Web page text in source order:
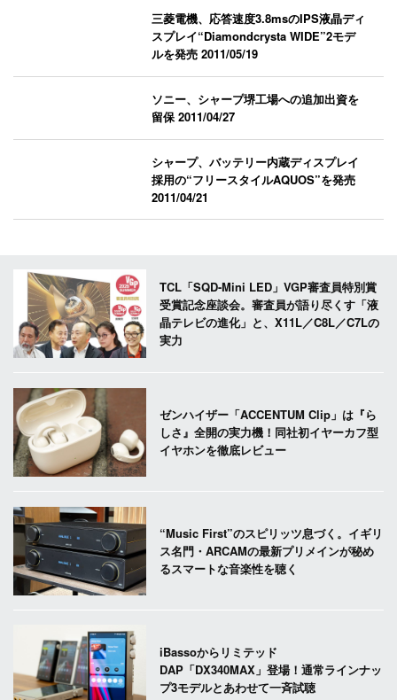
三菱電機、応答速度3.8msのIPS液晶ディ
スプレイ“Diamondcrysta WIDE”2モデ
ルを発売2011/05/19
ソニー、シャープ堺工場への追加出資を
留保2011/04/27
シャープ、バッテリー内蔵ディスプレイ
採用の“フリースタイルAQUOS”を発売
2011/04/21
TCL「SQD-Mini LED」VGP審査員特別賞
受賞記念座談会。審査員が語り尽くす「液
晶テレビの進化」と、X11L／C8L／C7Lの
実力
ゼンハイザー「ACCENTUM Clip」は『ら
しさ』全開の実力機！同社初イヤーカフ型
イヤホンを徹底レビュー
“Music First”のスピリッツ息づく。イギリ
ス名門・ARCAMの最新プリメインが秘め
るスマートな音楽性を聴く
iBassoからリミテッド
DAP「DX340MAX」登場！通常ラインナッ
プ3モデルとあわせて一斉試聴